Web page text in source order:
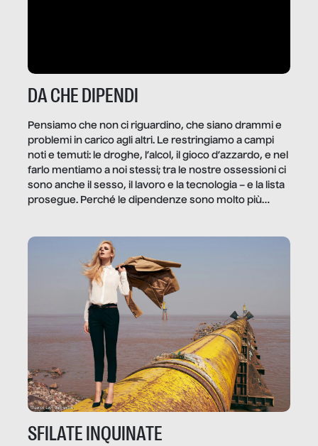
DA CHE DIPENDI
Pensiamo che non ci riguardino, che siano drammi e
problemi in carico agli altri. Le restringiamo a campi
noti e temuti: le droghe, l’alcol, il gioco d’azzardo, e nel
farlo mentiamo a noi stessi; tra le nostre ossessioni ci
sono anche il sesso, il lavoro e la tecnologia – e la lista
prosegue. Perché le dipendenze sono molto più
trae un guadagno. In questo reportage vediamo
quale e come.
SFILATE INQUINATE